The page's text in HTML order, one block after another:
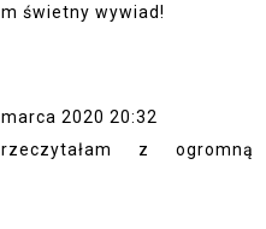
świetny wywiad!
2020 20:32
z ogromną